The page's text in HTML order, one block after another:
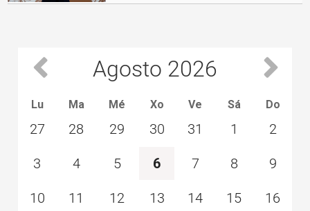
Agosto 2026
Lu Ma Mé Xo Ve Sá Do
27 28 29 30 31 1 2
3 4 5 6 7 8 9
10 11 12 13 14 15
16